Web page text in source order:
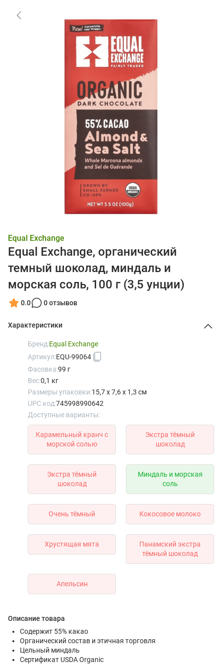
Equal Exchange
Equal Exchange, органический
темный шоколад, миндаль и
морская соль, 100 г (3,5 унции)
0.0 0 отзывов
Характеристики
Бренд:Equal Exchange
Артикул:EQU-99064
Фасовка:99 г
Вес:0,1 кг
Размеры упаковки:15,7 x 7,6 x 1,3 см
UPC код:745998990642
Доступные варианты:
Карамельный кранч с
морской солью
Экстра тёмный
шоколад
Экстра тёмный
шоколад
Миндаль и морская
соль
Очень тёмный Кокосовое молоко
Хрустящая мята
Панамский экстра
тёмный шоколад
Апельсин
Описание товара
Содержит 55% какао
Органический состав и этичная торговля
Цельный миндаль
Сертификат USDA Organic